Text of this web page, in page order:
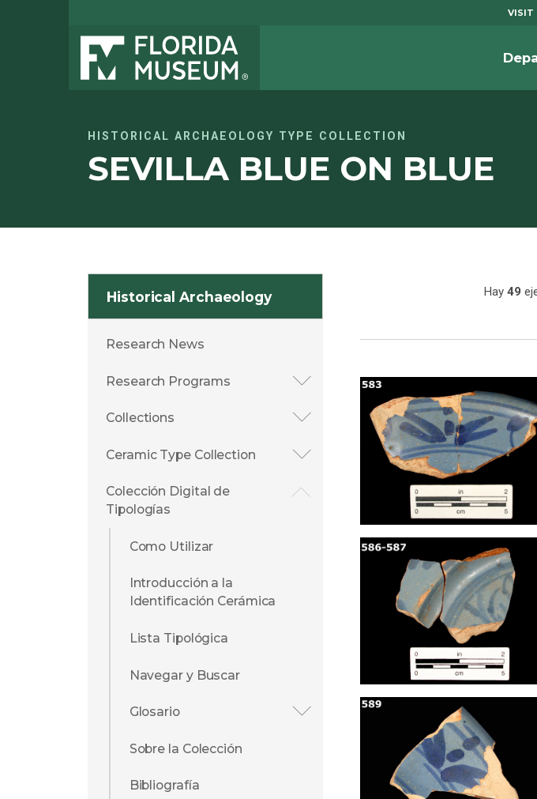
VISIT
HISTORICAL ARCHAEOLOGY TYPE COLLECTION
SEVILLA BLUE ON BLUE
Historical Archaeology
Research News
Research Programs
Collections
Ceramic Type Collection
Colección Digital de
Tipologías
Como Utilizar
Introducción a la
Identificación Cerámica
Lista Tipológica
Navegar y Buscar
Glosario
Sobre la Colección
Bibliografía
Hay49